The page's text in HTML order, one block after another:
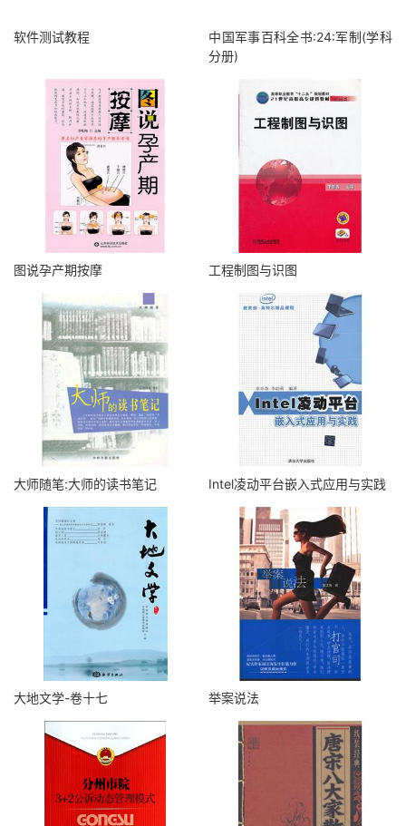
软件测试教程
中国军事百科全书:24:军制(学科
分册)
图说孕产期按摩 工程制图与识图
大师随笔:大师的读书笔记 Intel凌动平台嵌入式应用与实践
大地文学-卷十七 举案说法